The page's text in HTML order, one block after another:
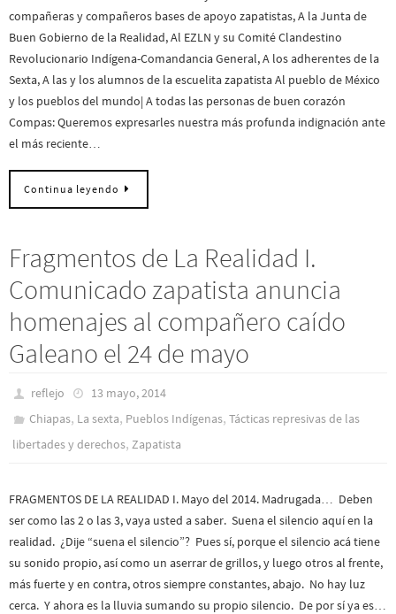
compañeras y compañeros bases de apoyo zapatistas, A la Junta de
Buen Gobierno de la Realidad, Al EZLN y su Comité Clandestino
Revolucionario Indígena-Comandancia General, A los adherentes de la
Sexta, A las y los alumnos de la escuelita zapatista Al pueblo de México
y los pueblos del mundo| A todas las personas de buen corazón
Compas: Queremos expresarles nuestra más profunda indignación ante
el más reciente…
Continua leyendo
Fragmentos de La Realidad I.
Comunicado zapatista anuncia
homenajes al compañero caído
Galeano el 24 de mayo
reflejo
13 mayo, 2014
Chiapas, La sexta, Pueblos Indí­genas,Tácticas represivas de las
libertades y derechos, Zapatista
FRAGMENTOS DE LA REALIDAD I. Mayo del 2014. Madrugada… Deben
ser como las 2 o las 3, vaya usted a saber. Suena el silencio aquí en la
realidad. ¿Dije “suena el silencio”? Pues sí, porque el silencio acá tiene
su sonido propio, así como un aserrar de grillos, y luego otros al frente,
más fuerte y en contra, otros siempre constantes, abajo. No hay luz
cerca. Y ahora es la lluvia sumando su propio silencio. De por sí ya es…